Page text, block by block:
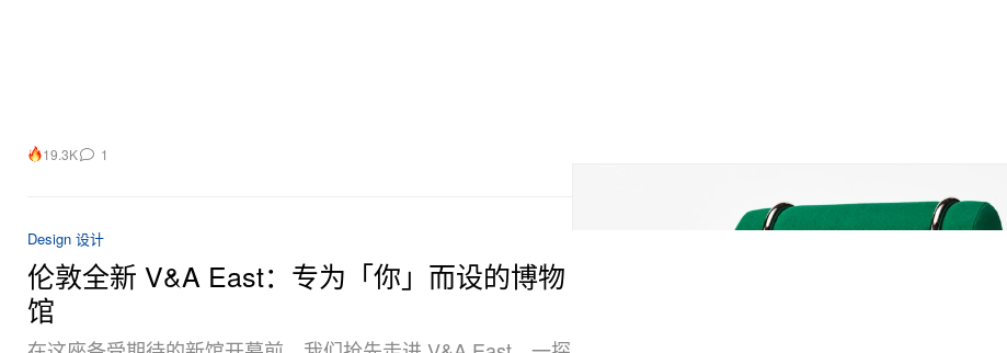
19.3K 1
Design 设计
伦敦全新 V&A East：专为「你」而设的博物
馆